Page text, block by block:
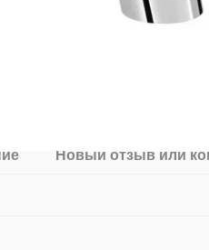
Новый отзыв или